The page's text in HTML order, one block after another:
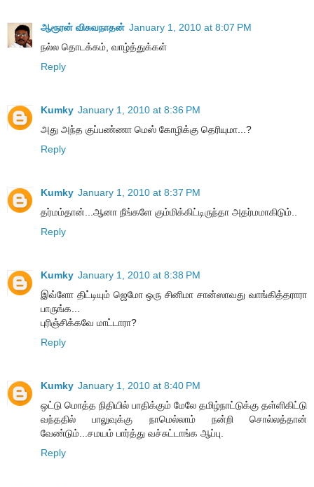
ஆரூரன் விசுவநாதன் January 1, 2010 at 8:07 PM
நல்ல தொடக்கம், வாழ்த்துக்கள்
Reply
Kumky January 1, 2010 at 8:36 PM
அது அந்த குப்பண்ணா மெஸ் கோழிக்கு தெரியுமா...?
Reply
Kumky January 1, 2010 at 8:37 PM
தர்மம்தான்...ஆனா நீங்களே கும்மிக்கிட்டிருந்தா அதர்மமாகிடும்..
Reply
Kumky January 1, 2010 at 8:38 PM
இவ்ளோ திட்டியும் ஜெமோ ஒரு சினிமா சான்ஸாவது வாங்கித்தராரா
பாருங்க...
புரிஞ்சிக்கவே மாட்டாரா?
Reply
Kumky January 1, 2010 at 8:40 PM
ஒட்டு மொத்த நிதியில் பாதிக்கும் மேலே தமிழ்நாட்டுக்கு தள்ளிகிட்டு
வந்ததில் பாலுவுக்கு நாமெல்லாம் நன்றி சொல்லத்தான்
வேண்டும்...சமயம் பார்த்து வச்சுட்டாங்க ஆப்பு.
Reply